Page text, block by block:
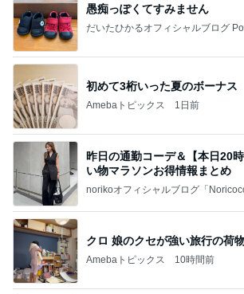
愚痴っぽくてすみません
だいたひかるオフィシャルブログ
初めて3桁いった夏のボーナス
Amebaトピックス 1日前
昨日の通勤コーデ＆【本日20
い物マラソンお得情報まとめ
norikoオフィシャルブログ「Noricoco
クロ 娘のクセが強い旅行の荷
Amebaトピックス 10時間前